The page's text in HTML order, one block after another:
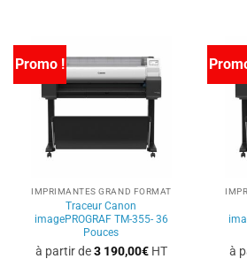
Promo !
IMPRIMANTES GRAND FORMAT
Traceur Canon
imagePROGRAF TM-355- 36
Pouces
à partir de3 190,00€HT à